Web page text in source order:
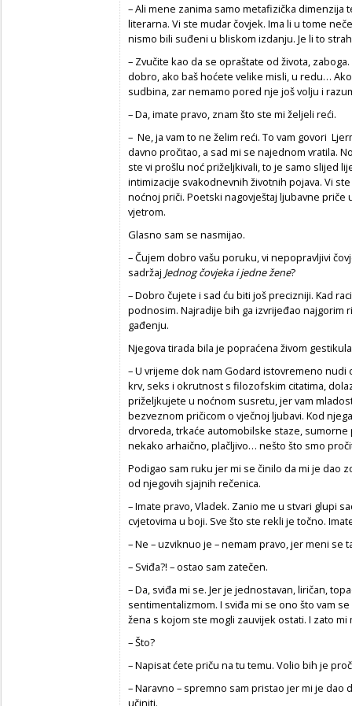
– Ali mene zanima samo metafizička dimenzija
literarna. Vi ste mudar čovjek. Ima li u tome
nismo bili suđeni u bliskom izdanju. Je li to
– Zvučite kao da se opraštate od života,
dobro, ako baš hoćete velike misli, u redu…
sudbina, zar nemamo pored nje još volju i
– Da, imate pravo, znam što ste mi željeli reći.
– Ne, ja vam to ne želim reći. To vam govori
davno pročitao, a sad mi se najednom vratila.
ste vi prošlu noć priželjkivali, to je samo slijed
intimizacije svakodnevnih životnih pojava. Vi
noćnoj priči. Poetski nagovještaj ljubavne
vjetrom.
Glasno sam se nasmijao.
– Čujem dobro vašu poruku, vi nepopravljivi
sadržaj Jednog čovjeka i jedne žene?
– Dobro čujete i sad ću biti još precizniji. Kad
podnosim. Najradije bih ga izvrijeđao najgorim
gađenju.
Njegova tirada bila je popraćena živom
– U vrijeme dok nam Godard istovremeno nudi
krv, seks i okrutnost s filozofskim citatima,
priželjkujete u noćnom susretu, jer vam
bezveznom pričicom o vječnoj ljubavi. Kod
drvoreda, trkaće automobilske staze, sumorne
nekako arhaično, plačljivo… nešto što smo
Podigao sam ruku jer mi se činilo da mi je dao
od njegovih sjajnih rečenica.
– Imate pravo, Vladek. Zanio me u stvari glupi
cvjetovima u boji. Sve što ste rekli je točno.
– Ne – uzviknuo je – nemam pravo, jer meni se
– Sviđa?! – ostao sam zatečen.
– Da, sviđa mi se. Jer je jednostavan, liričan,
sentimentalizmom. I sviđa mi se ono što vam
žena s kojom ste mogli zauvijek ostati. I zato
– Što?
– Napisat ćete priču na tu temu. Volio bih je
– Naravno – spremno sam pristao jer mi je dao
učiniti.